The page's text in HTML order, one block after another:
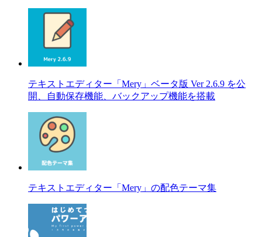
テキストエディター「Mery」ベータ版 Ver 2.6.9 を公
開、自動保存機能、バックアップ機能を搭載
テキストエディター「Mery」の配色テーマ集